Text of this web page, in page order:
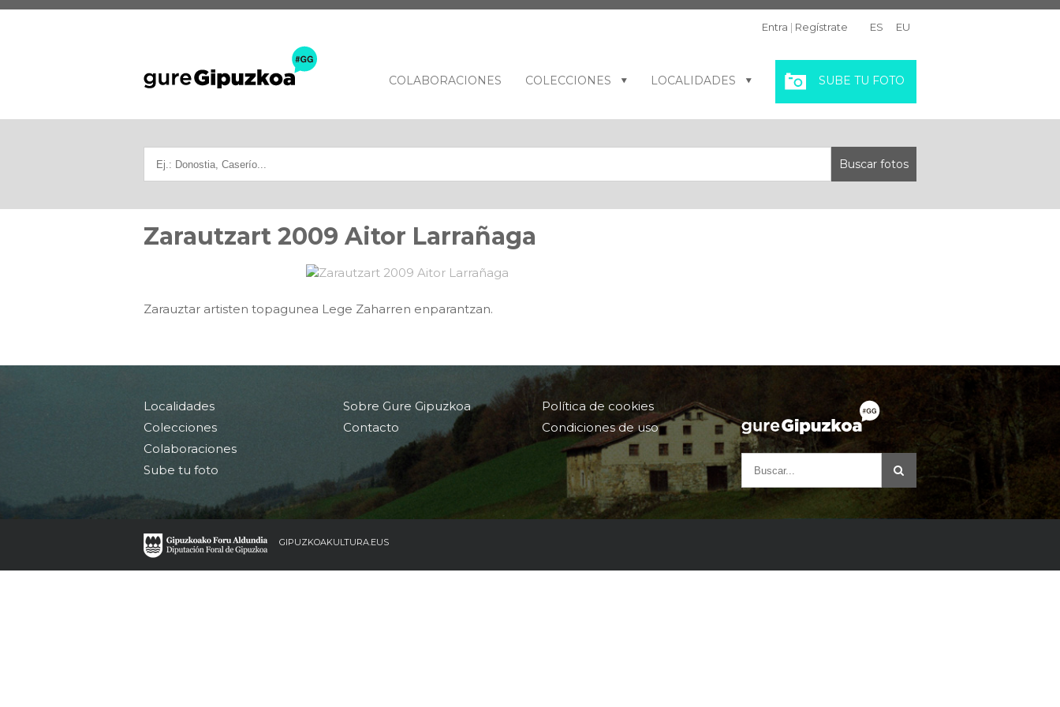
Entra | Regístrate ES EU
COLABORACIONES COLECCIONES LOCALIDADES SUBE TU FOTO
Zarautzart 2009 Aitor Larrañaga
Zarauztar artisten topagunea Lege Zaharren enparantzan.
Localidades
Colecciones
Colaboraciones
Sube tu foto
Sobre Gure Gipuzkoa
Contacto
Política de cookies
Condiciones de uso
GIPUZKOAKULTURA.EUS